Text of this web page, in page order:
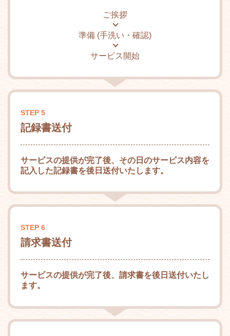
ご挨拶
準備 (手洗い・確認)
サービス開始
STEP 5
記録書送付
サービスの提供が完了後、その日のサービス内容を
記入した記録書を後日送付いたします。
STEP 6
請求書送付
サービスの提供が完了後、請求書を後日送付いたし
ます。